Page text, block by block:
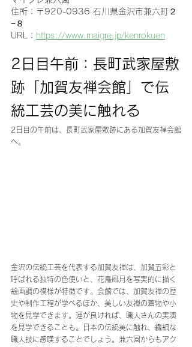
住所：〒920-0936 石川県金沢市兼六町２
−８
URL： https://www.maigre.jp/kenrokuen
2日目午前：長町武家屋敷
跡「加賀友禅会館」で伝
統工芸の美に触れる
2日目の午前は、長町武家屋敷跡にある加賀友禅会館
へ。
金沢の伝統工芸を代表する加賀友禅は、加賀五彩と
呼ばれる独特の色使いと、花鳥風月を写実的に描く
絵画調の模様が特徴です。会館では、加賀友禅の歴
史や制作工程が学べるほか、美しい友禅の着物や小
物を見学できます。運が良ければ、職人さんの実演
を見学できることも。日本の伝統美に触れ、繊細な
職人技に感嘆することでしょう。兼六園からもアク